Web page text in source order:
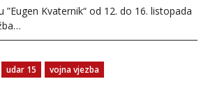
Kvaternik“ od 12. do 16. listopada
udar 15 vojna vjezba